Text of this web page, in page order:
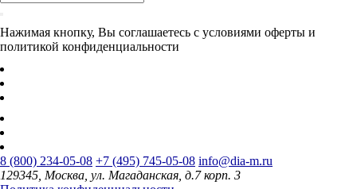
Нажимая кнопку, Вы соглашаетесь с условиями оферты и
политикой конфиденциальности
8 (800) 234-05-08 +7 (495) 745-05-08 info@dia-m.ru
129345, Москва, ул. Магаданская, д.7 корп. 3